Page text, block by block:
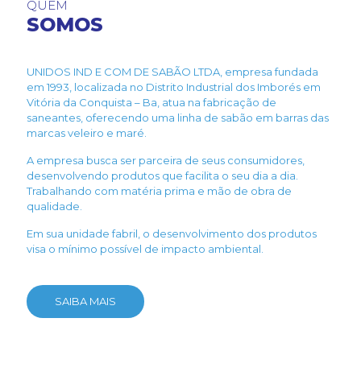
QUEM
SOMOS
UNIDOS IND E COM DE SABÃO LTDA, empresa fundada
em 1993, localizada no Distrito Industrial dos Imborés em
Vitória da Conquista – Ba, atua na fabricação de
saneantes, oferecendo uma linha de sabão em barras das
marcas veleiro e maré.
A empresa busca ser parceira de seus consumidores,
desenvolvendo produtos que facilita o seu dia a dia.
Trabalhando com matéria prima e mão de obra de
qualidade.
Em sua unidade fabril, o desenvolvimento dos produtos
visa o mínimo possível de impacto ambiental.
SAIBA MAIS